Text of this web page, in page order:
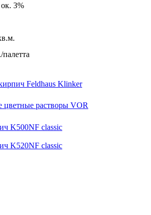
ок. 3%
Feldhaus Klinker
растворы VOR
K500NF classic
K520NF classic